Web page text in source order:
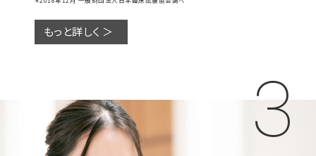
もっと詳しく ＞
3